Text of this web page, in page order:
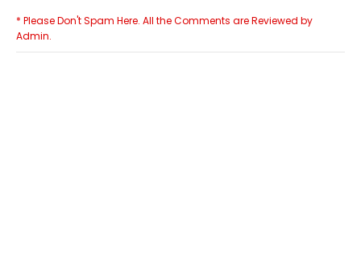
* Please Don't Spam Here. All the Comments are Reviewed by
Admin.